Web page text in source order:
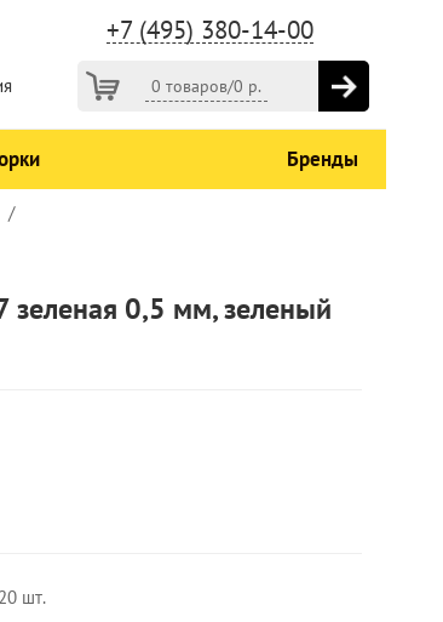
+7 (495) 380-14-00
0 товаров/0 р.
Бренды
зеленая 0,5 мм, зеленый
шт.